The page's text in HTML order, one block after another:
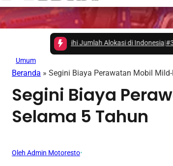
Alokasi di Indonesia #3 -Head Unit Changan Nevo
Umum
Beranda » Segini Biaya Perawatan Mobil
Segini Biaya
Selama 5 Tahun
Oleh Admin Motoresto•